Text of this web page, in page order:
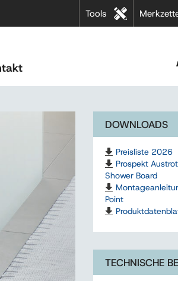
Tools
DOWNLOADS
Preisliste 2026
Prospekt
Shower Board
Point
TECHNISCHE